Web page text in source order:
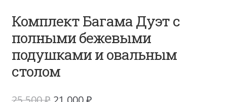
Комплект Багама Дуэт с
полными бежевыми
подушками и овальным
столом